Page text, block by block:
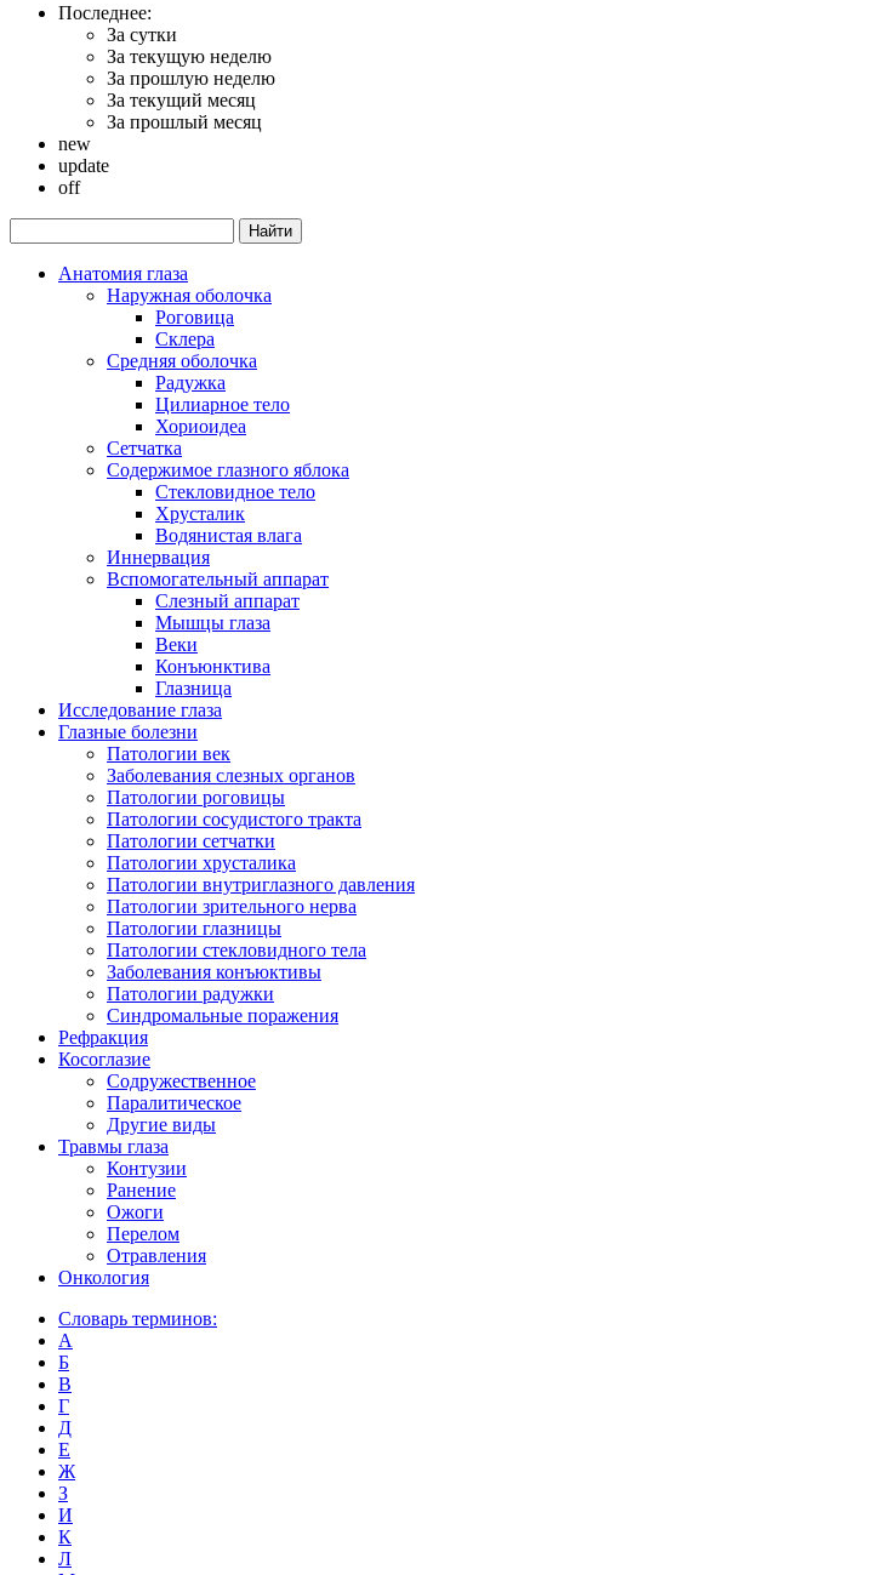
Последнее:
За сутки
За текущую неделю
За прошлую неделю
За текущий месяц
За прошлый месяц
new
update
off
Анатомия глаза
Наружная оболочка
Роговица
Склера
Средняя оболочка
Радужка
Цилиарное тело
Хориоидеа
Сетчатка
Содержимое глазного яблока
Стекловидное тело
Хрусталик
Водянистая влага
Иннервация
Вспомогательный аппарат
Слезный аппарат
Мышцы глаза
Веки
Конъюнктива
Глазница
Исследование глаза
Глазные болезни
Патологии век
Заболевания слезных органов
Патологии роговицы
Патологии сосудистого тракта
Патологии сетчатки
Патологии хрусталика
Патологии внутриглазного давления
Патологии зрительного нерва
Патологии глазницы
Патологии стекловидного тела
Заболевания конъюктивы
Патологии радужки
Синдромальные поражения
Рефракция
Косоглазие
Содружественное
Паралитическое
Другие виды
Травмы глаза
Контузии
Ранениe
Ожоги
Перелом
Отравления
Онкология
Словарь терминов:
А
Б
В
Г
Д
Е
Ж
З
И
К
Л